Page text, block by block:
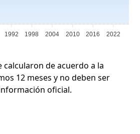
1992 1998 2004 2010 2016 2022
calcularon de acuerdo a la
12 meses y no deben ser
oficial.